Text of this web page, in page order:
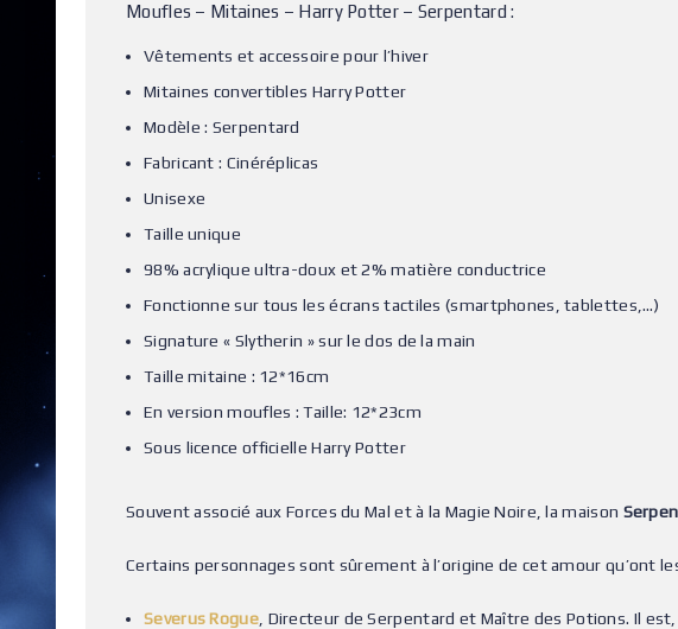
Moufles – Mitaines – Harry Potter – Serpentard :
Vêtements et accessoire pour l’hiver
Mitaines convertibles Harry Potter
Modèle : Serpentard
Fabricant : Cinéréplicas
Unisexe
Taille unique
98% acrylique ultra-doux et 2% matière conductrice
Fonctionne sur tous les écrans tactiles (smartphones, tablettes,…)
Signature « Slytherin » sur le dos de la main
Taille mitaine : 12*16cm
En version moufles : Taille: 12*23cm
Sous licence officielle Harry Potter
Souvent associé aux Forces du Mal et à la Magie Noire, la maison
Certains personnages sont sûrement à l’origine de cet amour qu’ont
Severus Rogue, Directeur de Serpentard et Maître des Potions. Il